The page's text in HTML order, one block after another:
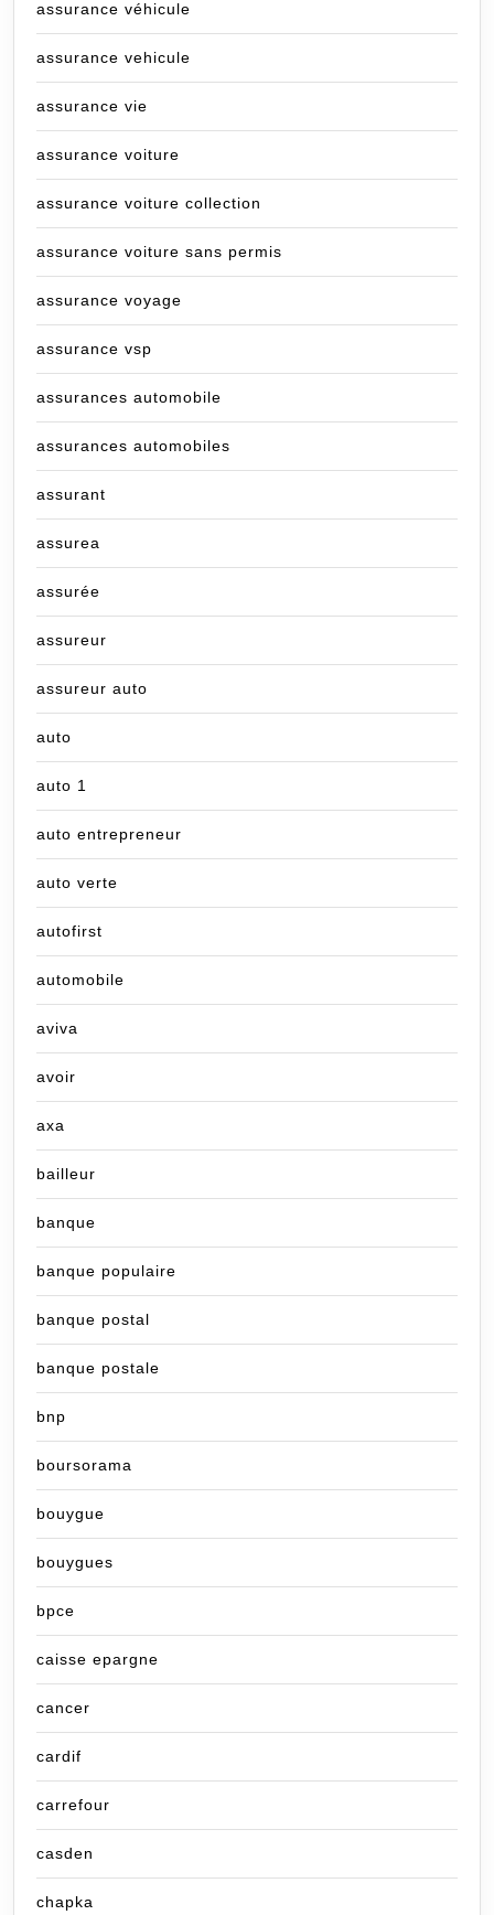
assurance véhicule
assurance vehicule
assurance vie
assurance voiture
assurance voiture collection
assurance voiture sans permis
assurance voyage
assurance vsp
assurances automobile
assurances automobiles
assurant
assurea
assurée
assureur
assureur auto
auto
auto 1
auto entrepreneur
auto verte
autofirst
automobile
aviva
avoir
axa
bailleur
banque
banque populaire
banque postal
banque postale
bnp
boursorama
bouygue
bouygues
bpce
caisse epargne
cancer
cardif
carrefour
casden
chapka